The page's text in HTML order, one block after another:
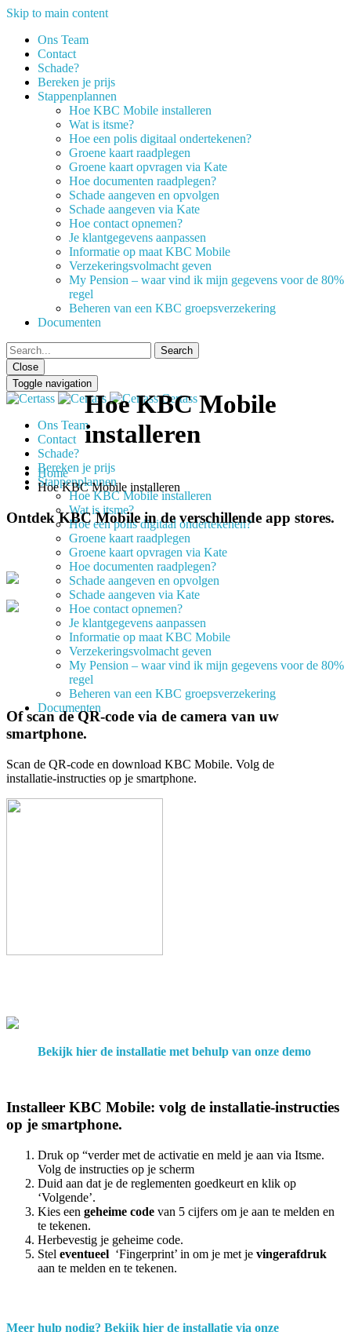
Skip to main content
Ons Team
Contact
Schade?
Bereken je prijs
Stappenplannen
Hoe KBC Mobile installeren
Wat is itsme?
Hoe een polis digitaal ondertekenen?
Groene kaart raadplegen
Groene kaart opvragen via Kate
Hoe documenten raadplegen?
Schade aangeven en opvolgen
Schade aangeven via Kate
Hoe contact opnemen?
Je klantgegevens aanpassen
Informatie op maat KBC Mobile
Verzekeringsvolmacht geven
My Pension – waar vind ik mijn gegevens voor de 80%
regel
Beheren van een KBC groepsverzekering
Documenten
Close
Toggle navigation
Certass
Ons Team
Contact
Schade?
Bereken je prijs
Stappenplannen
Hoe KBC Mobile installeren
Wat is itsme?
Hoe een polis digitaal ondertekenen?
Groene kaart raadplegen
Groene kaart opvragen via Kate
Hoe documenten raadplegen?
Schade aangeven en opvolgen
Schade aangeven via Kate
Hoe contact opnemen?
Je klantgegevens aanpassen
Informatie op maat KBC Mobile
Verzekeringsvolmacht geven
My Pension – waar vind ik mijn gegevens voor de 80%
regel
Beheren van een KBC groepsverzekering
Documenten
Hoe KBC Mobile
installeren
Home
Hoe KBC Mobile installeren
Ontdek KBC Mobile in de verschillende app stores.
Of scan de QR-code via de camera van uw
smartphone.
Scan de QR-code en download KBC Mobile. Volg de
installatie-instructies op je smartphone.
Bekijk hier de installatie met behulp van onze demo
Installeer KBC Mobile: volg de installatie-instructies
op je smartphone.
Druk op “verder met de activatie en meld je aan via Itsme.
Volg de instructies op je scherm
Duid aan dat je de reglementen goedkeurt en klik op
‘Volgende’.
Kies een geheime code van 5 cijfers om je aan te melden en
te tekenen.
Herbevestig je geheime code.
Stel eventueel ‘Fingerprint’ in om je met je vingerafdruk
aan te melden en te tekenen.
Meer hulp nodig? Bekijk hier de installatie via onze